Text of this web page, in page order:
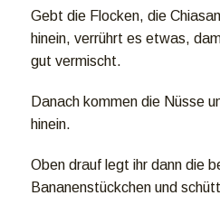
Gebt die Flocken, die
hinein, verrührt es etwas,
gut vermischt.
Danach kommen die Nüsse
hinein.
Oben drauf legt ihr dann die
Bananenstückchen und